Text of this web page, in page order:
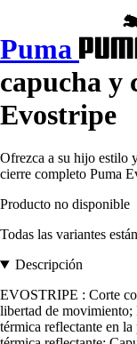
Puma
capucha
Evostripe
Ofrezca a su hijo estilo
cierre completo Puma
Producto no disponible
Todas las variantes
Descripción
EVOSTRIPE : Corte
libertad de
térmica reflectante en